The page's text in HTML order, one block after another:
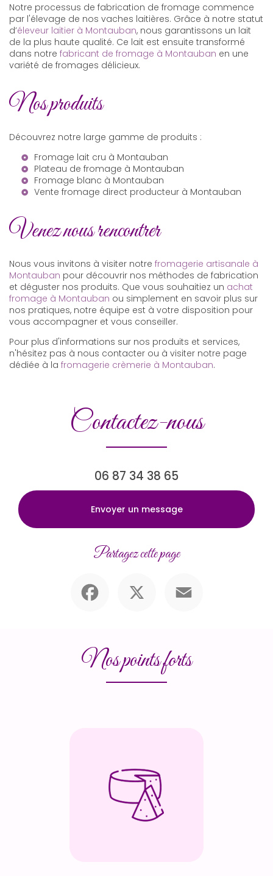
Notre processus de fabrication de fromage commence
par l'élevage de nos vaches laitières. Grâce à notre statut
d’éleveur laitier à Montauban, nous garantissons un lait
de la plus haute qualité. Ce lait est ensuite transformé
dans notre fabricant de fromage à Montauban en une
variété de fromages délicieux.
Nos produits
Découvrez notre large gamme de produits :
Fromage lait cru à Montauban
Plateau de fromage à Montauban
Fromage blanc à Montauban
Vente fromage direct producteur à Montauban
Venez nous rencontrer
Nous vous invitons à visiter notre fromagerie artisanale à
Montauban pour découvrir nos méthodes de fabrication
et déguster nos produits. Que vous souhaitiez un achat
fromage à Montauban ou simplement en savoir plus sur
nos pratiques, notre équipe est à votre disposition pour
vous accompagner et vous conseiller.
Pour plus d'informations sur nos produits et services,
n'hésitez pas à nous contacter ou à visiter notre page
dédiée à la fromagerie crèmerie à Montauban.
Contactez-nous
06 87 34 38 65
Envoyer un message
Partagez cette page
Nos points forts